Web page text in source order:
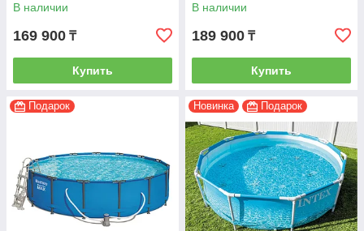
В наличии
169 900 ₸
Купить
В наличии
189 900 ₸
Купить
Подарок Новинка Подарок